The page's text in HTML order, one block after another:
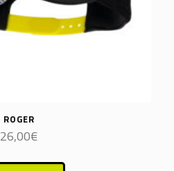
ROGER
26,00€